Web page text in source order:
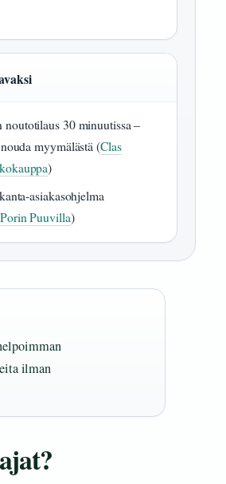
noutotilaus 30 minuutissa –
myymälästä (Clas
)
asiakasohjelma
Porin Puuvilla)
ilman